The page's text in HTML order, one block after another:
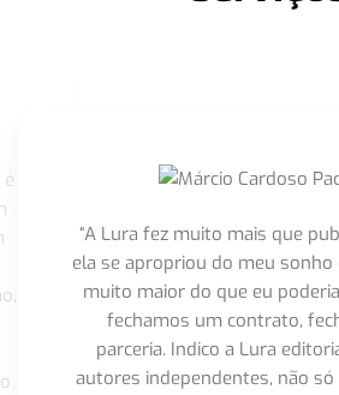
“A Lura fez muito mais que
ela se apropriou do meu
muito maior do que eu
fechamos um contrato,
parceria. Indico a Lura
autores independentes, não